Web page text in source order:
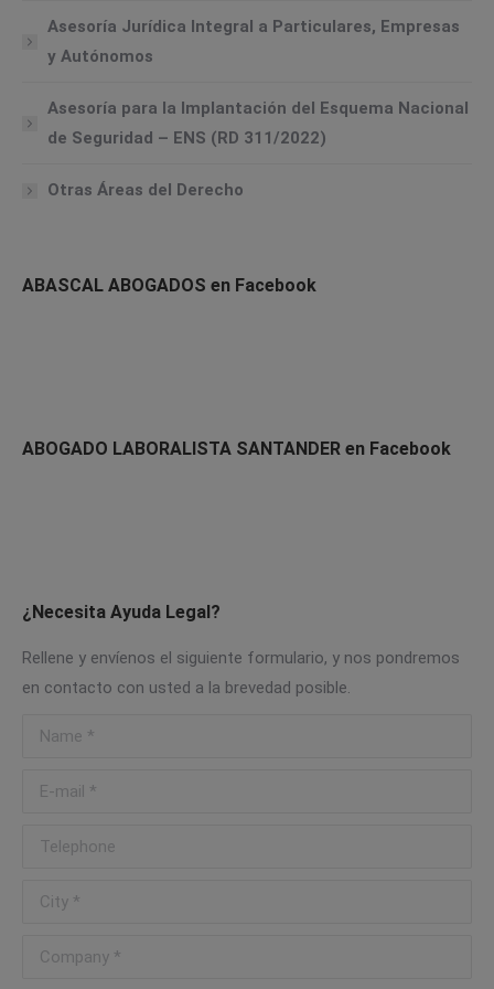
Asesoría Jurídica Integral a Particulares, Empresas
y Autónomos
Asesoría para la Implantación del Esquema Nacional
de Seguridad – ENS (RD 311/2022)
Otras Áreas del Derecho
ABASCAL ABOGADOS en Facebook
ABOGADO LABORALISTA SANTANDER en Facebook
¿Necesita Ayuda Legal?
Rellene y envíenos el siguiente formulario, y nos pondremos
en contacto con usted a la brevedad posible.
Name *
E-mail *
Telephone
City *
Company *